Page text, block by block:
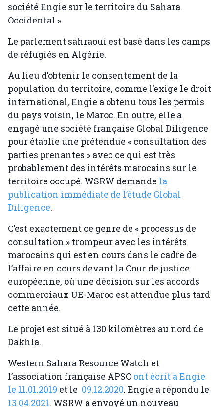
société Engie sur le territoire du Sahara
Occidental ».
Le parlement sahraoui est basé dans les camps
de réfugiés en Algérie.
Au lieu d’obtenir le consentement de la
population du territoire, comme l’exige le droit
international, Engie a obtenu tous les permis
du pays voisin, le Maroc. En outre, elle a
engagé une société française Global Diligence
pour établie une prétendue « consultation des
parties prenantes » avec ce qui est très
probablement des intérêts marocains sur le
territoire occupé. WSRW demande la
publication immédiate de l’étude Global
Diligence.
C’est exactement ce genre de « processus de
consultation » trompeur avec les intérêts
marocains qui est en cours dans le cadre de
l’affaire en cours devant la Cour de justice
européenne, où une décision sur les accords
commerciaux UE-Maroc est attendue plus tard
cette année.
Le projet est situé à 130 kilomètres au nord de
Dakhla.
Western Sahara Resource Watch et
l’association française APSO ont écrit à Engie
le 11.01.2019 et le 09.12.2020. Engie a répondu le
13.04.2021. WSRW a envoyé un nouveau